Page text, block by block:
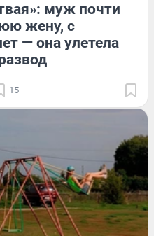
муж почти
жену, с
— она улетела
15